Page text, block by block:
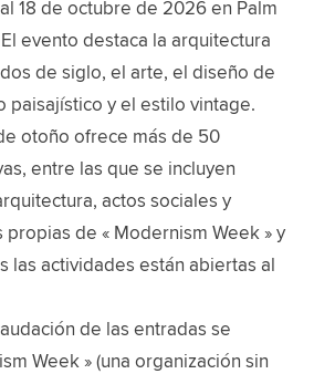
18 de octubre de 2026 en Palm
evento destaca la arquitectura
de siglo, el arte, el diseño de
paisajístico y el estilo vintage.
otoño ofrece más de 50
entre las que se incluyen
actos sociales y
propias de « Modernism Week » y
las actividades están abiertas al
de las entradas se
Week » (una organización sin